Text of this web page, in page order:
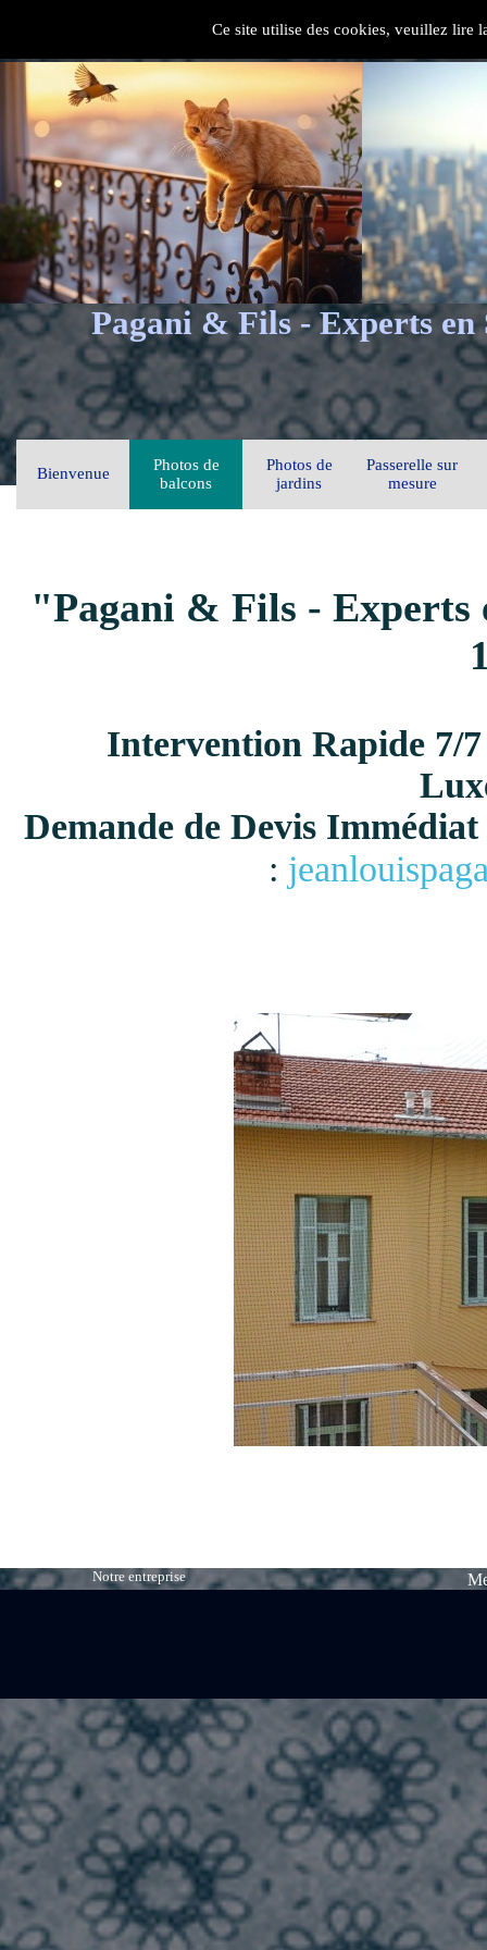
Ce site utilise des cookies, veuillez lire
Pagani & Fils - Experts en
Bienvenue
Photos de
balcons
Photos de
jardins
Passerelle sur
mesure
"Pagani & Fils - Experts
Intervention Rapide 7/
Demande de Devis
:
Notre entreprise